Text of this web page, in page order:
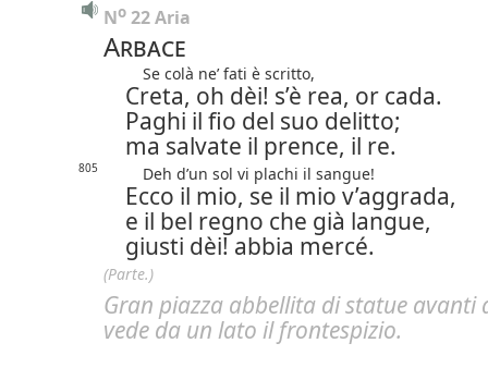
No 22 Aria
Arbace
Se colà ne’ fati è scritto,
Creta, oh dèi! s’è rea, or cada.
Paghi il fio del suo delitto;
ma salvate il prence, il re.
805 Deh d’un sol vi plachi il sangue!
Ecco il mio, se il mio v’aggrada,
e il bel regno che già langue,
giusti dèi! abbia mercé.
(Parte.)
Gran piazza abbellita di statue avanti
vede da un lato il frontespizio.